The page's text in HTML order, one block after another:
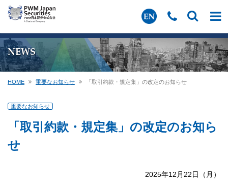
NEWS
HOME 重要なお知らせ 「取引約款・規定集」の改定のお知らせ
重要なお知らせ
「取引約款・規定集」の改定のお知ら
せ
2025年12月22日（月）